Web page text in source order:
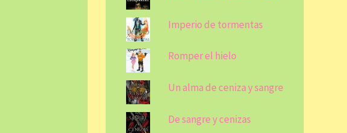
Imperio de tormentas
Romper el hielo
Un alma de ceniza y sangre
De sangre y cenizas